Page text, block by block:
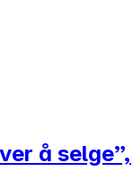
å selge”,